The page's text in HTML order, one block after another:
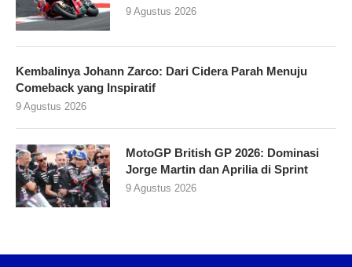
9 Agustus 2026
Kembalinya Johann Zarco: Dari Cidera Parah Menuju
Comeback yang Inspiratif
9 Agustus 2026
MotoGP British GP 2026: Dominasi
Jorge Martin dan Aprilia di Sprint
9 Agustus 2026